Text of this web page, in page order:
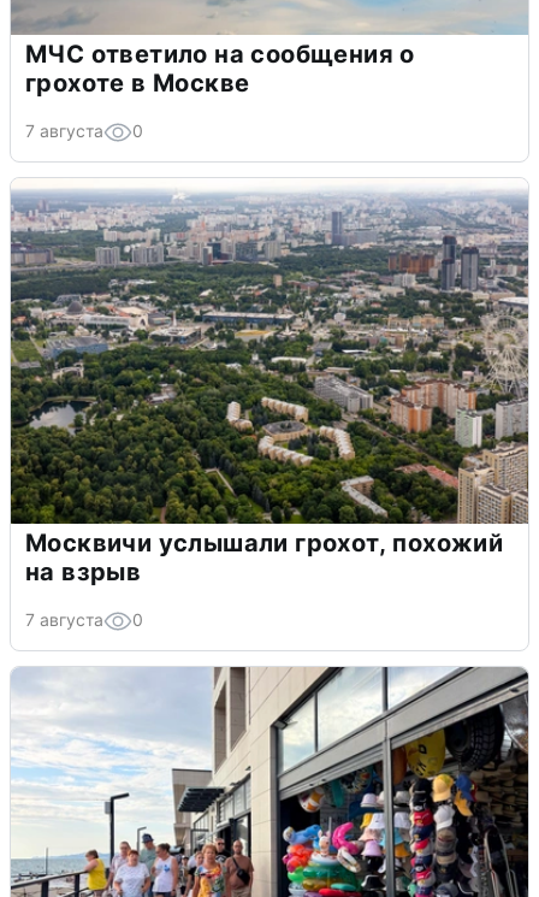
МЧС ответило на сообщения о
грохоте в Москве
7 августа 0
Москвичи услышали грохот, похожий
на взрыв
7 августа 0